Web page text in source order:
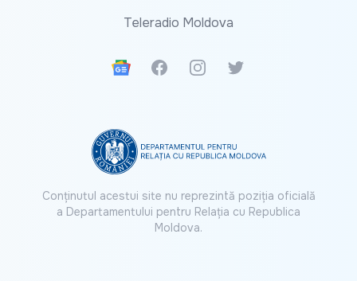
Teleradio Moldova
Google News
FacebookInstagramTwitter
Conținutul acestui site nu reprezintă poziția oficială
a Departamentului pentru Relația cu Republica
Moldova.